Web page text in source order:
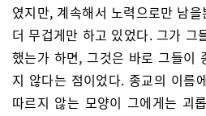
였지만, 계속해서 노력으로만 남
더 무겁게만 하고 있었다. 그가 그
했는가 하면, 그것은 바로 그들이
지 않다는 점이었다. 종교의 이름
따르지 않는 모양이 그에게는 괴